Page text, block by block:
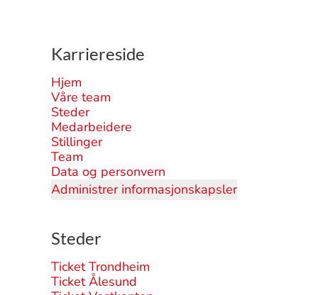
Karriereside
Hjem
Våre team
Steder
Medarbeidere
Stillinger
Team
Data og personvern
Administrer informasjonskapsler
Steder
Ticket Trondheim
Ticket Ålesund